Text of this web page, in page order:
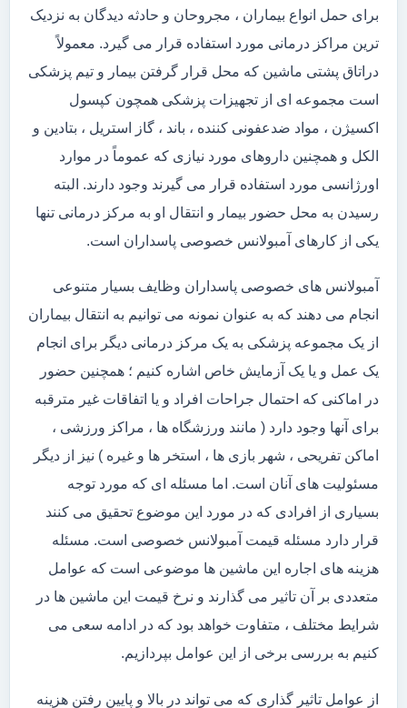
برای حمل انواع بیماران ، مجروحان و حادثه دیدگان به نزدیک
ترین مراکز درمانی مورد استفاده قرار می گیرد. معمولاً
دراتاق پشتی ماشین که محل قرار گرفتن بیمار و تیم پزشکی
است مجموعه ای از تجهیزات پزشکی همچون کپسول
اکسیژن ، مواد ضدعفونی کننده ، باند ، گاز استریل ، بتادین و
الکل و همچنین داروهای مورد نیازی که عموماً در موارد
اورژانسی مورد استفاده قرار می گیرند وجود دارند. البته
رسیدن به محل حضور بیمار و انتقال او به مرکز درمانی تنها
یکی از کارهای آمبولانس خصوصی پاسداران است.
آمبولانس های خصوصی پاسداران وظایف بسیار متنوعی
انجام می دهند که به عنوان نمونه می توانیم به انتقال بیماران
از یک مجموعه پزشکی به یک مرکز درمانی دیگر برای انجام
یک عمل و یا یک آزمایش خاص اشاره کنیم ؛ همچنین حضور
در اماکنی که احتمال جراحات افراد و یا اتفاقات غیر مترقبه
برای آنها وجود دارد ( مانند ورزشگاه ها ، مراکز ورزشی ،
اماکن تفریحی ، شهر بازی ها ، استخر ها و غیره ) نیز از دیگر
مسئولیت های آنان است. اما مسئله ای که مورد توجه
بسیاری از افرادی که در مورد این موضوع تحقیق می کنند
قرار دارد مسئله قیمت آمبولانس خصوصی است. مسئله
هزینه های اجاره این ماشین ها موضوعی است که عوامل
متعددی بر آن تاثیر می گذارند و نرخ قیمت این ماشین ها در
شرایط مختلف ، متفاوت خواهد بود که در ادامه سعی می
کنیم به بررسی برخی از این عوامل بپردازیم.
از عوامل تاثیر گذاری که می تواند در بالا و پایین رفتن هزینه